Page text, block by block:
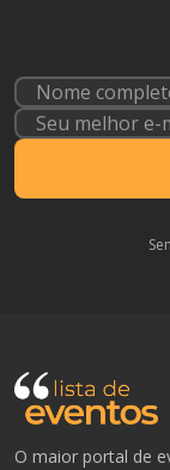
O maior portal de